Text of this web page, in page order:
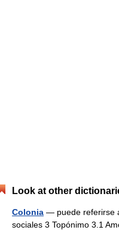
Look at other
Colonia — puede referirse
sociales 3 Topónimo 3.1